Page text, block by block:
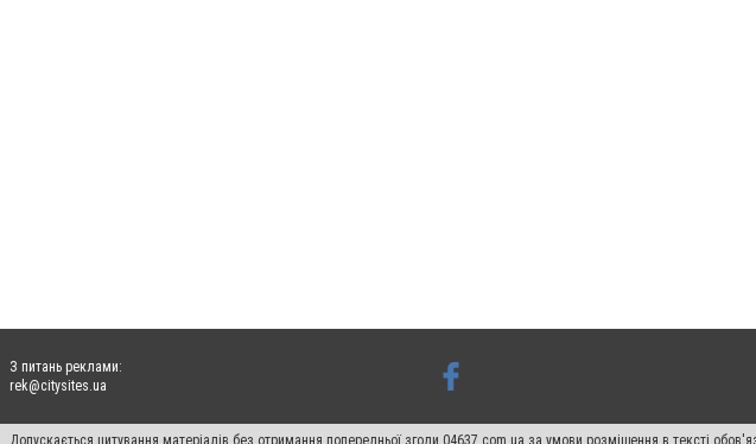
З питань реклами:
rek@citysites.ua
Допускається цитування матеріалів без отримання попередньої згоди 04637.com.ua за умови розміщення в тексті